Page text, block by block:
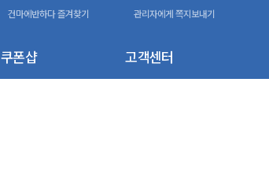
쿠폰샵 고객센터
건마에반하다 즐겨찾기 관리자에게 쪽지보내기